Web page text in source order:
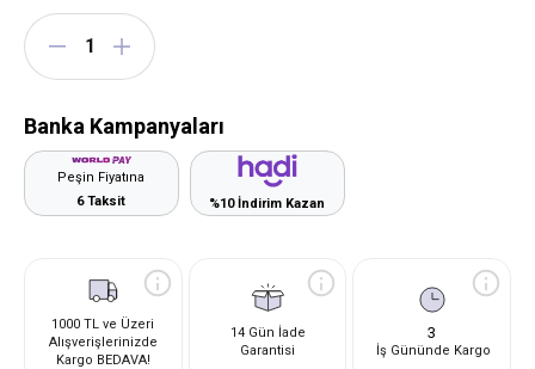
Banka Kampanyaları
Peşin Fiyatına
6 Taksit
%10 İndirim Kazan
1000 TL ve Üzeri
Alışverişlerinizde
Kargo BEDAVA!
14 Gün İade
Garantisi
3
İş Gününde Kargo